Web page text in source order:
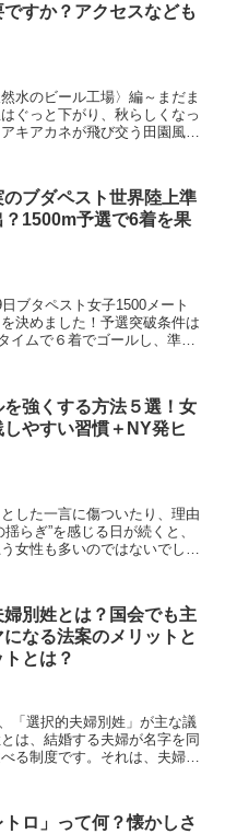
すか？アクセスなども
水のビール工場〉編～まだま
ぐっと下がり、秋らしくなっ
キアカネが飛び交う田園風景
のブダペスト世界陸上準
？1500m予選で6着を果
ブタペスト女子1500メート
決めました！予選突破条件は
イムで６着でゴールし、準決
を強くする方法５選！女
やすい習慣＋NY発ヒ
した一言に傷ついたり、理由
らぎ”を感じる日が続くと、
女性も多いのではないでしょ
婦別姓とは？国会でも主
なる法案のメリットと
とは？
「選択的夫婦別姓」が主な議
は、結婚する夫婦が名字を同
る制度です。それは、夫婦が
トロ」って何？懐かしさ